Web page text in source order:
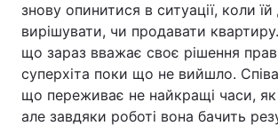
знову опинитися в ситуації, коли
вирішувати, чи продавати
що зараз вважає своє рішення
суперхіта поки що не вийшло.
що переживає не найкращі часи, як і
але завдяки роботі вона бачить